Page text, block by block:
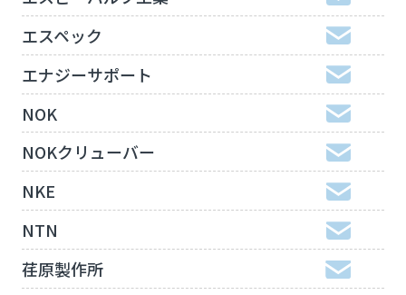
エスペック
エナジーサポート
NOK
NOKクリューバー
NKE
NTN
荏原製作所